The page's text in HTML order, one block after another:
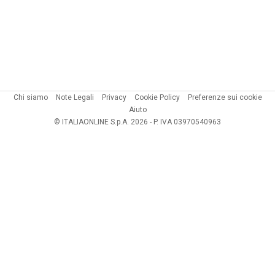
Chi siamo Note Legali Privacy Cookie Policy
Preferenze sui cookie
Aiuto
© ITALIAONLINE S.p.A. 2026 - P. IVA 03970540963